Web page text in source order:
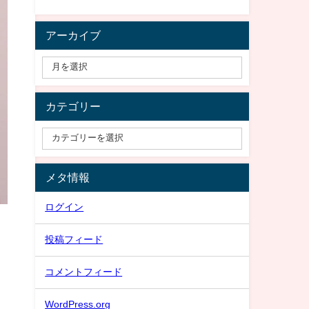
アーカイブ
カテゴリー
メタ情報
ログイン
投稿フィード
コメントフィード
WordPress.org